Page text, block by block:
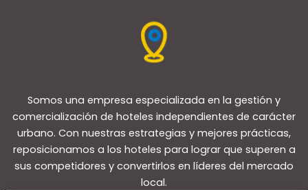
Somos una empresa especializada en la gestión y
comercialización de hoteles independientes de carácter
urbano. Con nuestras estrategias y mejores prácticas,
reposicionamos a los hoteles para lograr que superen a
sus competidores y convertirlos en líderes del mercado
local.